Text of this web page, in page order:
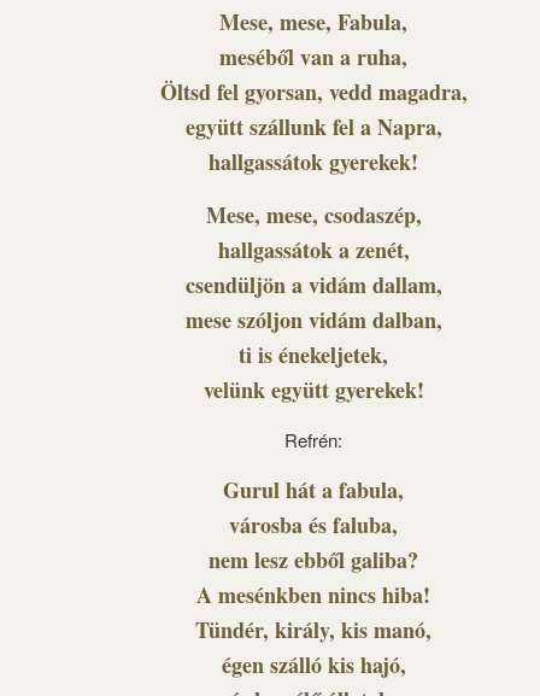
Mese, mese, Fabula,
meséből van a ruha,
Öltsd fel gyorsan, vedd magadra,
együtt szállunk fel a Napra,
hallgassátok gyerekek!
Mese, mese, csodaszép,
hallgassátok a zenét,
csendüljön a vidám dallam,
mese szóljon vidám dalban,
ti is énekeljetek,
velünk együtt gyerekek!
Refrén:
Gurul hát a fabula,
városba és faluba,
nem lesz ebből galiba?
A mesénkben nincs hiba!
Tündér, király, kis manó,
égen szálló kis hajó,